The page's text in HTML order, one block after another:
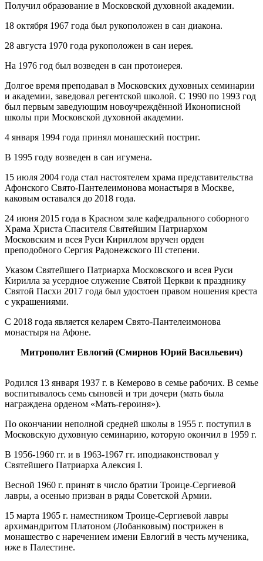
Получил образование в Московской духовной академии.
18 октября 1967 года был рукоположен в сан диакона.
28 августа 1970 года рукоположен в сан иерея.
На 1976 год был возведен в сан протоиерея.
Долгое время преподавал в Московских духовных семинарии
и академии, заведовал регентской школой. С 1990 по 1993 год
был первым заведующим новоучреждённой Иконописной
школы при Московской духовной академии.
4 января 1994 года принял монашеский постриг.
В 1995 году возведен в сан игумена.
15 июля 2004 года стал настоятелем храма представительства
Афонского Свято-Пантелеимонова монастыря в Москве,
каковым оставался до 2018 года.
24 июня 2015 года в Красном зале кафедрального соборного
Храма Христа Спасителя Святейшим Патриархом
Московским и всея Руси Кириллом вручен орден
преподобного Сергия Радонежского III степени.
Указом Святейшего Патриарха Московского и всея Руси
Кирилла за усердное служение Святой Церкви к празднику
Святой Пасхи 2017 года был удостоен правом ношения креста
с украшениями.
С 2018 года является келарем Свято-Пантелеимонова
монастыря на Афоне.
Митрополит Евлогий (Смирнов Юрий Васильевич)
Родился 13 января 1937 г. в Кемерово в семье рабочих. В семье
воспитывалось семь сыновей и три дочери (мать была
награждена орденом «Мать-героиня»).
По окончании неполной средней школы в 1955 г. поступил в
Московскую духовную семинарию, которую окончил в 1959 г.
В 1956-1960 гг. и в 1963-1967 гг. иподиаконствовал у
Святейшего Патриарха Алексия I.
Весной 1960 г. принят в число братии Троице-Сергиевой
лавры, а осенью призван в ряды Советской Армии.
15 марта 1965 г. наместником Троице-Сергиевой лавры
архимандритом Платоном (Лобанковым) пострижен в
монашество с наречением имени Евлогий в честь мученика,
иже в Палестине.